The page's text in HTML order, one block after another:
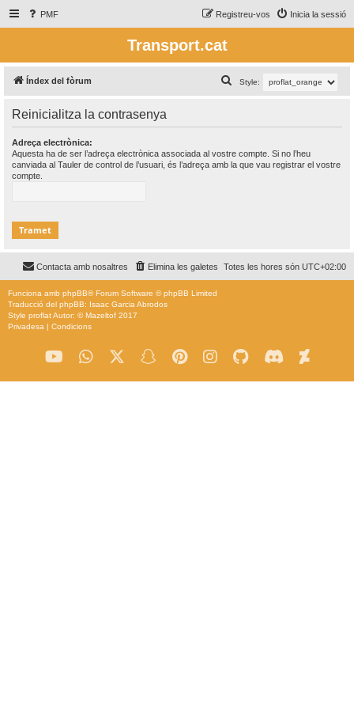
PMF Inicia la sessió
Registreu-vos
Transport.cat
Índex del fòrum Style:
e
a
Reinicialitza la contrasenya
Adreça electrònica:
Aquesta ha de ser l’adreça electrònica associada al vostre compte. Si no l’heu
canviada al Tauler de control de l’usuari, és l’adreça amb la que vau registrar el vostre
compte.
Totes les hores són UTC+02:00
Elimina les galetes
Contacta amb nosaltres
Funciona amb phpBB® Forum Software © phpBB Limited
Traducció del phpBB: Isaac Garcia Abrodos
Style proflatAutor: ©Mazeltof 2017
Privadesa | Condicions